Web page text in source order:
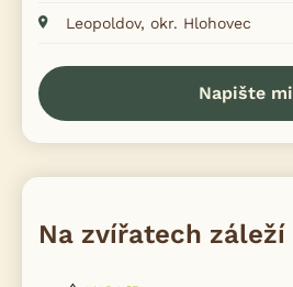
Leopoldov, okr. Hlohovec
Napište mi
Na zvířatech záleží